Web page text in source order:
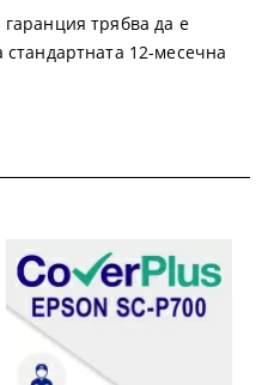
трябва да е
12-месечна